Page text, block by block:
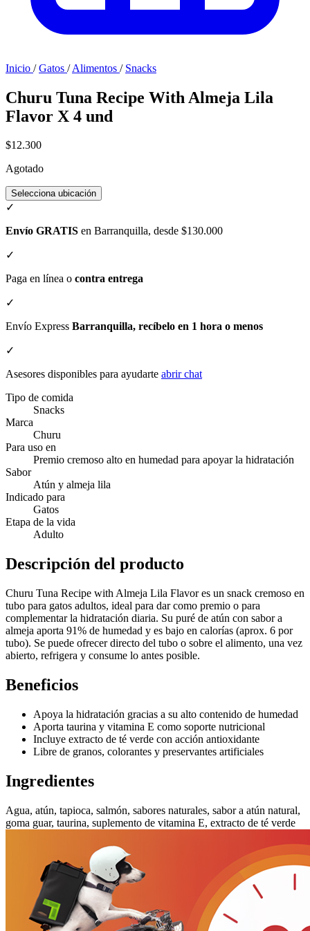
Inicio / Gatos / Alimentos / Snacks
Churu Tuna Recipe With Almeja Lila
Flavor X 4 und
$12.300
Agotado
Selecciona ubicación
✓
Envío GRATIS en Barranquilla, desde $130.000
✓
Paga en línea o contra entrega
✓
Envío Express Barranquilla, recíbelo en 1 hora o menos
✓
Asesores disponibles para ayudarte abrir chat
Tipo de comida
Snacks
Marca
Churu
Para uso en
Premio cremoso alto en humedad para apoyar la hidratación
Sabor
Atún y almeja lila
Indicado para
Gatos
Etapa de la vida
Adulto
Descripción del producto
Churu Tuna Recipe with Almeja Lila Flavor es un snack cremoso en
tubo para gatos adultos, ideal para dar como premio o para
complementar la hidratación diaria. Su puré de atún con sabor a
almeja aporta 91% de humedad y es bajo en calorías (aprox. 6 por
tubo). Se puede ofrecer directo del tubo o sobre el alimento, una vez
abierto, refrigera y consume lo antes posible.
Beneficios
Apoya la hidratación gracias a su alto contenido de humedad
Aporta taurina y vitamina E como soporte nutricional
Incluye extracto de té verde con acción antioxidante
Libre de granos, colorantes y preservantes artificiales
Ingredientes
Agua, atún, tapioca, salmón, sabores naturales, sabor a atún natural,
goma guar, taurina, suplemento de vitamina E, extracto de té verde